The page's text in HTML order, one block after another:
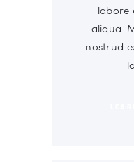
labore
aliqua.
nostrud